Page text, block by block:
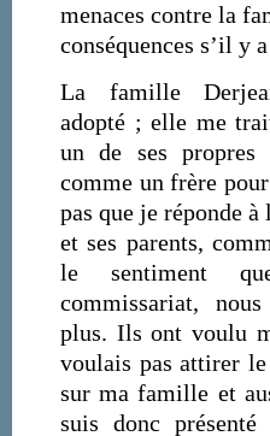
menaces contre la
conséquences s’il y
La famille
adopté ; elle me
un de ses propres
comme un frère
pas que je réponde
et ses parents,
le sentiment
commissariat,
plus. Ils ont voulu
voulais pas attirer
sur ma famille et
suis donc